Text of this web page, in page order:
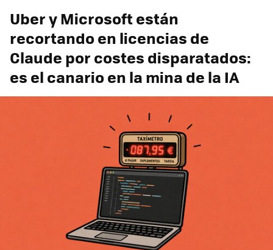
Uber y Microsoft están
recortando en licencias de
Claude por costes disparatados:
es el canario en la mina de la IA